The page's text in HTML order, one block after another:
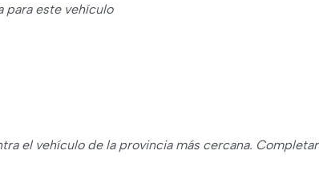
para este vehículo
el vehículo de la provincia más cercana.